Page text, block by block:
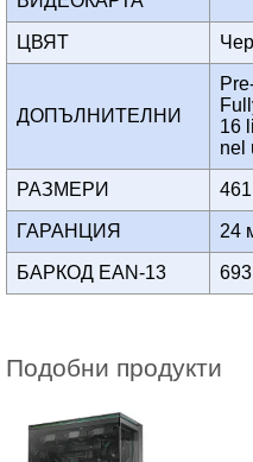
ЦВЯТ
ДОПЪЛНИТЕЛНИ
16
nel
РАЗМЕРИ
ГАРАНЦИЯ 24
БАРКОД EAN-13
Подобни продукти